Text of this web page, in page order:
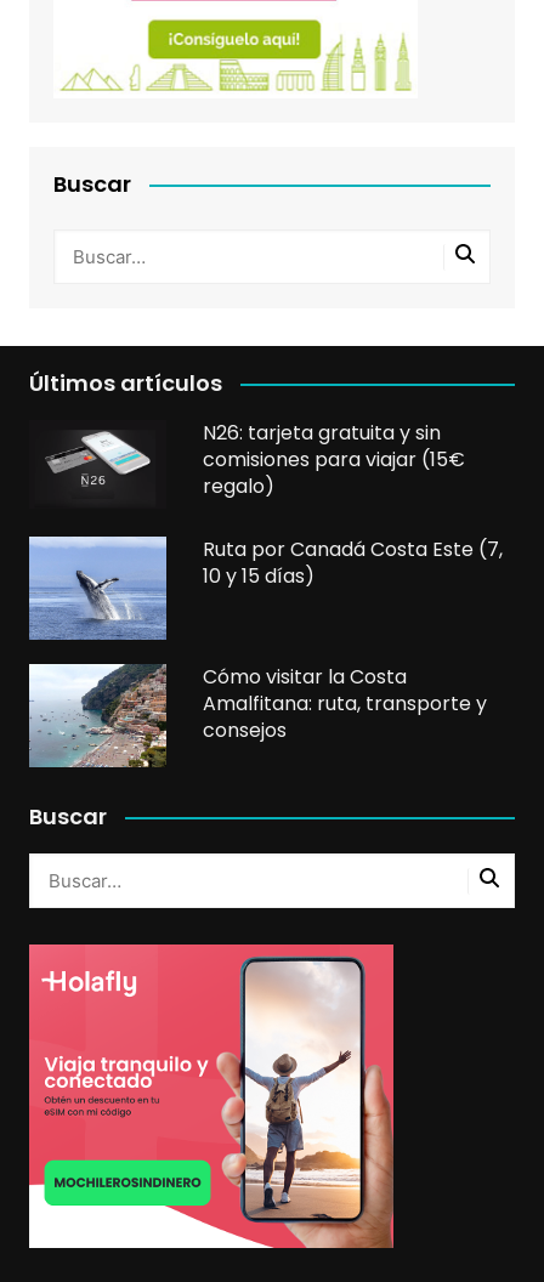
Buscar
Últimos artículos
N26: tarjeta gratuita y sin
comisiones para viajar (15€
regalo)
Ruta por Canadá Costa Este (7,
10 y 15 días)
Cómo visitar la Costa
Amalfitana: ruta, transporte y
consejos
Buscar